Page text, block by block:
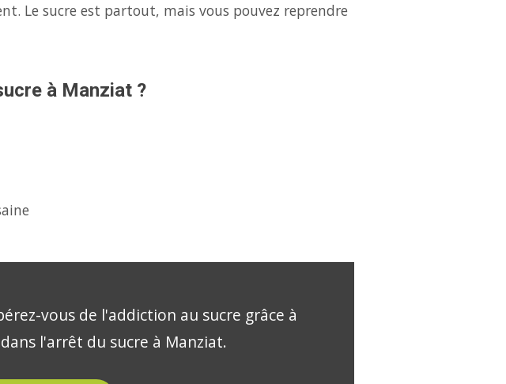
Le sucre est partout, mais vous pouvez reprendre
à Manziat ?
vous de l'addiction au sucre grâce à
l'arrêt du sucre à Manziat.